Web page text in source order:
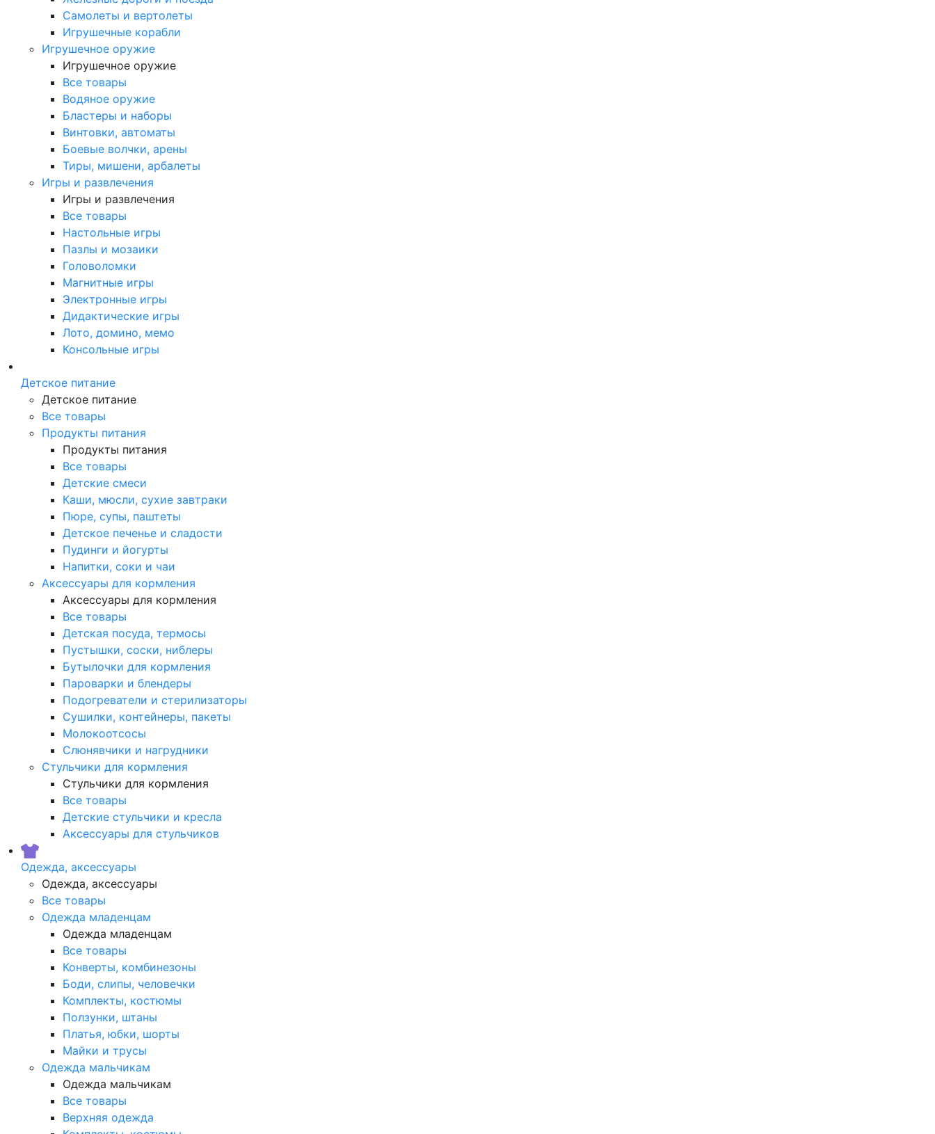
Самолеты и вертолеты
Игрушечные корабли
Игрушечное оружие
Игрушечное оружие
Все товары
Водяное оружие
Бластеры и наборы
Винтовки, автоматы
Боевые волчки, арены
Тиры, мишени, арбалеты
Игры и развлечения
Игры и развлечения
Все товары
Настольные игры
Пазлы и мозаики
Головоломки
Магнитные игры
Электронные игры
Дидактические игры
Лото, домино, мемо
Консольные игры
Детское питание
Детское питание
Все товары
Продукты питания
Продукты питания
Все товары
Детские смеси
Каши, мюсли, сухие завтраки
Пюре, супы, паштеты
Детское печенье и сладости
Пудинги и йогурты
Напитки, соки и чаи
Аксессуары для кормления
Аксессуары для кормления
Все товары
Детская посуда, термосы
Пустышки, соски, ниблеры
Бутылочки для кормления
Пароварки и блендеры
Подогреватели и стерилизаторы
Сушилки, контейнеры, пакеты
Молокоотсосы
Слюнявчики и нагрудники
Стульчики для кормления
Стульчики для кормления
Все товары
Детские стульчики и кресла
Аксессуары для стульчиков
Одежда, аксессуары
Одежда, аксессуары
Все товары
Одежда младенцам
Одежда младенцам
Все товары
Конверты, комбинезоны
Боди, слипы, человечки
Комплекты, костюмы
Ползунки, штаны
Платья, юбки, шорты
Майки и трусы
Одежда мальчикам
Одежда мальчикам
Все товары
Верхняя одежда